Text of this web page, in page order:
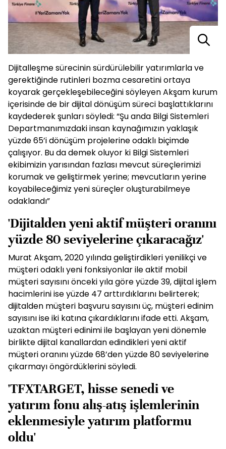
Dijitalleşme sürecinin sürdürülebilir yatırımlarla ve
gerektiğinde rutinleri bozma cesaretini ortaya
koyarak gerçekleşebileceğini söyleyen Akşam kurum
içerisinde de bir dijital dönüşüm süreci başlattıklarını
kaydederek şunları söyledi: “Şu anda Bilgi Sistemleri
Departmanımızdaki insan kaynağımızın yaklaşık
yüzde 65’i dönüşüm projelerine odaklı biçimde
çalışıyor. Bu da demek oluyor ki Bilgi Sistemleri
ekibimizin yarısından fazlası mevcut süreçlerimizi
korumak ve geliştirmek yerine; mevcutların yerine
koyabileceğimiz yeni süreçler oluşturabilmeye
odaklandı”
'Dijitalden yeni aktif müşteri oranını
yüzde 80 seviyelerine çıkaracağız'
Murat Akşam, 2020 yılında geliştirdikleri yenilikçi ve
müşteri odaklı yeni fonksiyonlar ile aktif mobil
müşteri sayısını önceki yıla göre yüzde 39, dijital işlem
hacimlerini ise yüzde 47 arttırdıklarını belirterek;
dijitalden müşteri başvuru sayısını üç, müşteri edinim
sayısını ise iki katına çıkardıklarını ifade etti. Akşam,
uzaktan müşteri edinimi ile başlayan yeni dönemle
birlikte dijital kanallardan edindikleri yeni aktif
müşteri oranını yüzde 68’den yüzde 80 seviyelerine
çıkarmayı öngördüklerini söyledi.
'TFXTARGET, hisse senedi ve
yatırım fonu alış-atış işlemlerinin
eklenmesiyle yatırım platformu
oldu'